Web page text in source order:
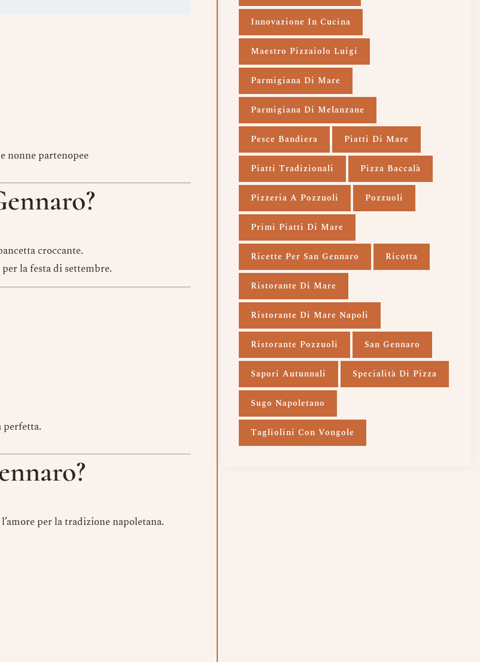
nonne partenopee
croccante.
la festa di settembre.
perfetta.
per la tradizione napoletana.
Innovazione In Cucina
Maestro Pizzaiolo Luigi
Parmigiana Di Mare
Parmigiana Di Melanzane
Pesce Bandiera Piatti Di Mare
Piatti Tradizionali Pizza Baccalà
Pizzeria A Pozzuoli Pozzuoli
Primi Piatti Di Mare
Ricette Per San Gennaro Ricotta
Ristorante Di Mare
Ristorante Di Mare Napoli
Ristorante Pozzuoli San Gennaro
Sapori Autunnali Specialità Di Pizza
Sugo Napoletano
Tagliolini Con Vongole